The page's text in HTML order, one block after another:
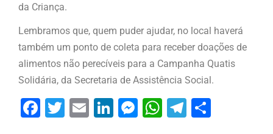
da Criança.
Lembramos que, quem puder ajudar, no local haverá
também um ponto de coleta para receber doações de
alimentos não perecíveis para a Campanha Quatis
Solidária, da Secretaria de Assistência Social.
Facebook
Twitter
EmailLinkedIn
Messenger
WhatsApp
Telegram